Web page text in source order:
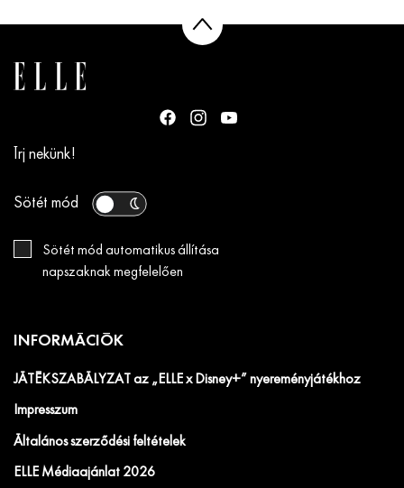
Írj nekünk!
Sötét mód
Sötét mód automatikus állítása
napszaknak megfelelően
INFORMÁCIÓK
JÁTÉKSZABÁLYZAT az „ELLE x Disney+” nyereményjátékhoz
Impresszum
Általános szerződési feltételek
ELLE Médiaajánlat 2026